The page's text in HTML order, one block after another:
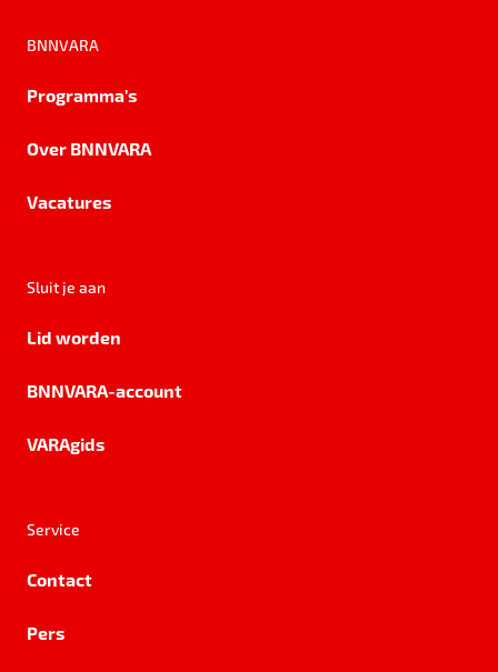
BNNVARA
Programma's
Over BNNVARA
Vacatures
Sluit je aan
Lid worden
BNNVARA-account
VARAgids
Service
Contact
Pers